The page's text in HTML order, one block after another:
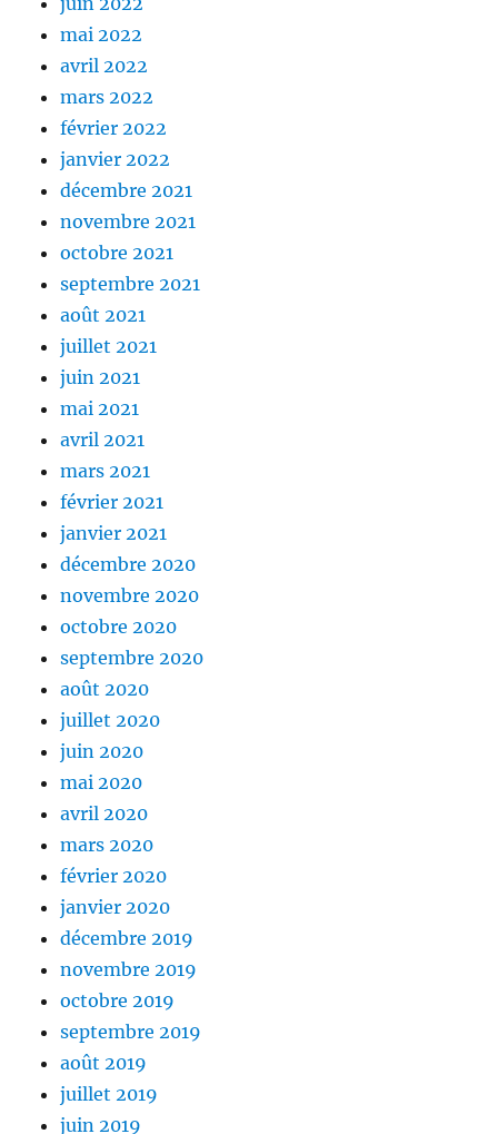
mai 2022
avril 2022
mars 2022
février 2022
janvier 2022
décembre 2021
novembre 2021
octobre 2021
septembre 2021
août 2021
juillet 2021
juin 2021
mai 2021
avril 2021
mars 2021
février 2021
janvier 2021
décembre 2020
novembre 2020
octobre 2020
septembre 2020
août 2020
juillet 2020
juin 2020
mai 2020
avril 2020
mars 2020
février 2020
janvier 2020
décembre 2019
novembre 2019
octobre 2019
septembre 2019
août 2019
juillet 2019
juin 2019